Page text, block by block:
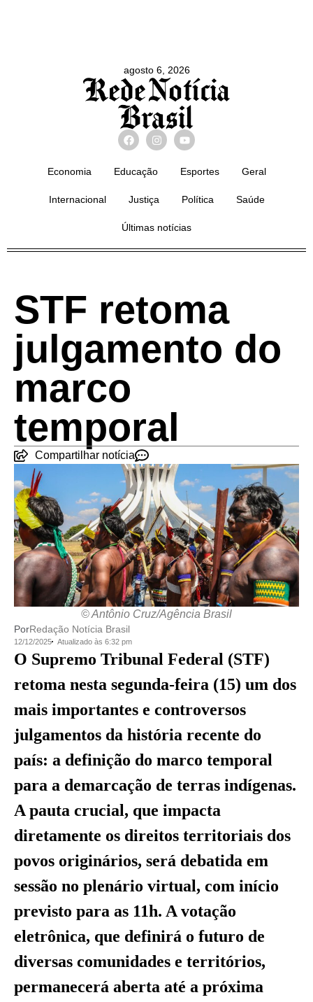
agosto 6, 2026
Economia Educação Esportes Geral
Internacional Justiça Política Saúde
Últimas notícias
STF retoma
julgamento do
marco
temporal
Compartilhar notícia
© Antônio Cruz/Agência Brasil
PorRedação Notícia Brasil
12/12/2025 Atualizado às 6:32 pm
O Supremo Tribunal Federal (STF)
retoma nesta segunda-feira (15) um dos
mais importantes e controversos
julgamentos da história recente do
país: a definição do marco temporal
para a demarcação de terras indígenas.
A pauta crucial, que impacta
diretamente os direitos territoriais dos
povos originários, será debatida em
sessão no plenário virtual, com início
previsto para as 11h. A votação
eletrônica, que definirá o futuro de
diversas comunidades e territórios,
permanecerá aberta até a próxima